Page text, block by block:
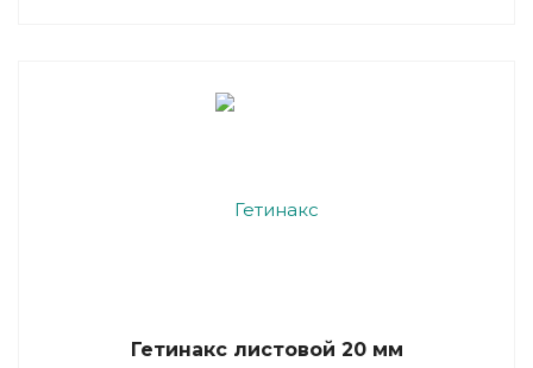
Гетинакс листовой 20 мм